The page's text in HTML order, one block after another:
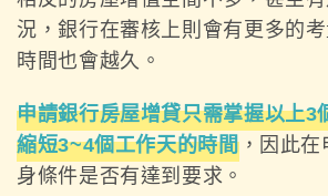
況，銀行在審核上則會有更多的
時間也會越久。
申請銀行房屋增貸只需掌握以上3
縮短3~4個工作天的時間，因此在
身條件是否有達到要求。